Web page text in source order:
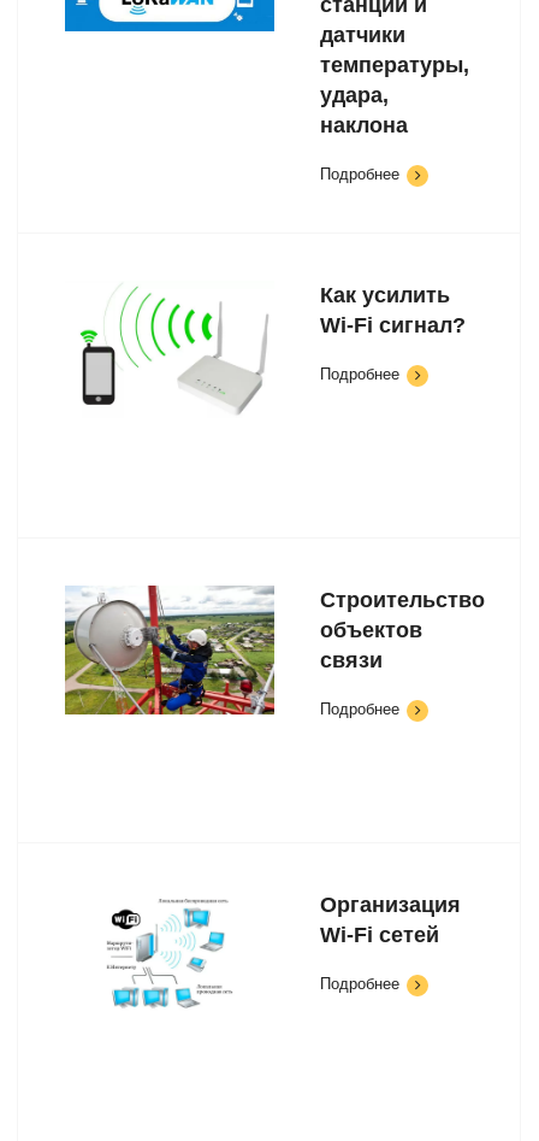
станций и
датчики
температуры,
удара,
наклона
Подробнее
Как усилить
Wi-Fi сигнал?
Подробнее
Строительство
объектов
связи
Подробнее
Организация
Wi-Fi сетей
Подробнее